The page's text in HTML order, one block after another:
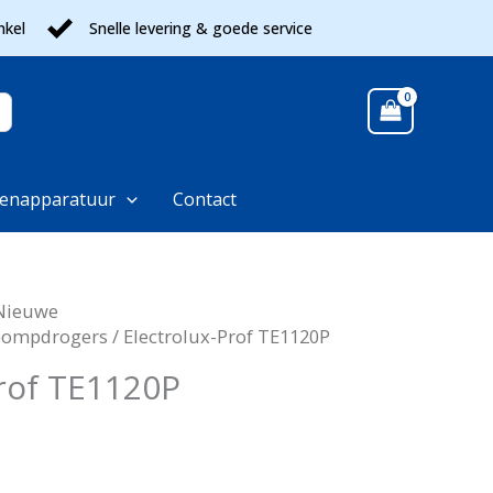
Snelle levering & goede service
Contact
/ Electrolux-Prof TE1120P
TE1120P